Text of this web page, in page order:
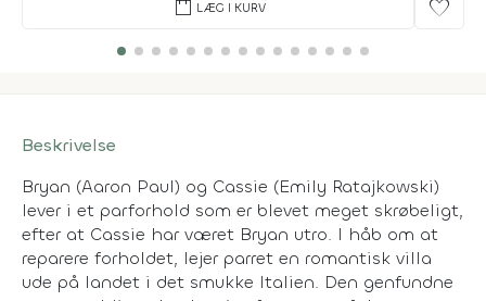
shopping_bag LÆG I KURV favorite
Beskrivelse
Bryan (Aaron Paul) og Cassie (Emily Ratajkowski)
lever i et parforhold som er blevet meget skrøbeligt,
efter at Cassie har været Bryan utro. I håb om at
reparere forholdet, lejer parret en romantisk villa
ude på landet i det smukke Italien. Den genfundne